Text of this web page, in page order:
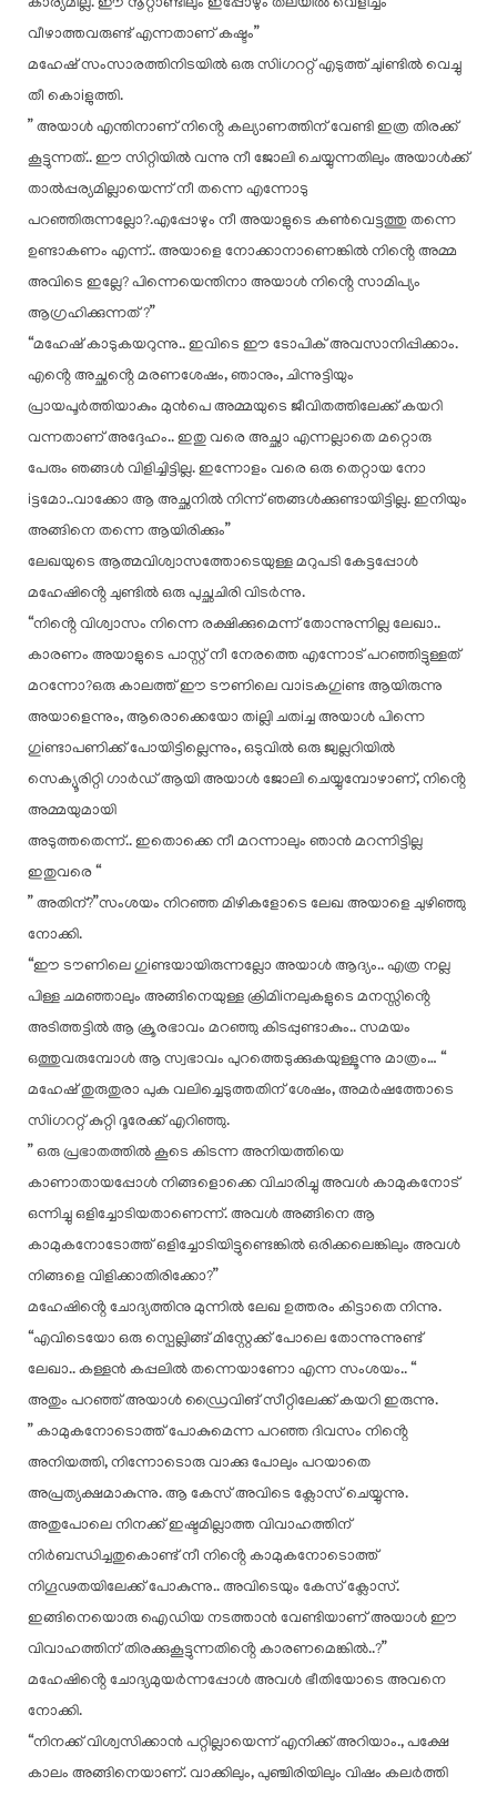
കാര്യമില്ല. ഈ നൂറ്റാണ്ടിലും ഇപ്പോഴും തലയിൽ വെളിച്ചം
വീഴാത്തവരുണ്ട് എന്നതാണ് കഷ്ടം”
മഹേഷ് സംസാരത്തിനിടയിൽ ഒരു സിiഗററ്റ് എടുത്ത് ചുiണ്ടിൽ വെച്ചു
തീ കൊiളുത്തി.
” അയാൾ എന്തിനാണ് നിൻ്റെ കല്യാണത്തിന് വേണ്ടി ഇത്ര തിരക്ക്
കൂട്ടുന്നത്.. ഈ സിറ്റിയിൽ വന്നു നീ ജോലി ചെയ്യുന്നതിലും അയാൾക്ക്
താൽപ്പര്യമില്ലായെന്ന് നീ തന്നെ എന്നോടു
പറഞ്ഞിരുന്നല്ലോ?.എപ്പോഴും നീ അയാളുടെ കൺവെട്ടത്തു തന്നെ
ഉണ്ടാകണം എന്ന്.. അയാളെ നോക്കാനാണെങ്കിൽ നിൻ്റെ അമ്മ
അവിടെ ഇല്ലേ? പിന്നെയെന്തിനാ അയാൾ നിൻ്റെ സാമിപ്യം
ആഗ്രഹിക്കുന്നത് ?”
“മഹേഷ് കാടുകയറുന്നു.. ഇവിടെ ഈ ടോപിക് അവസാനിപ്പിക്കാം.
എൻ്റെ അച്ഛൻ്റെ മരണശേഷം, ഞാനും, ചിന്നുട്ടിയും
പ്രായപൂർത്തിയാകും മുൻപെ അമ്മയുടെ ജീവിതത്തിലേക്ക് കയറി
വന്നതാണ് അദ്ദേഹം.. ഇതു വരെ അച്ഛാ എന്നല്ലാതെ മറ്റൊരു
പേരും ഞങ്ങൾ വിളിച്ചിട്ടില്ല. ഇന്നോളം വരെ ഒരു തെറ്റായ നോ
iട്ടമോ..വാക്കോ ആ അച്ഛനിൽ നിന്ന് ഞങ്ങൾക്കുണ്ടായിട്ടില്ല. ഇനിയും
അങ്ങിനെ തന്നെ ആയിരിക്കും”
ലേഖയുടെ ആത്മവിശ്വാസത്തോടെയുള്ള മറുപടി കേട്ടപ്പോൾ
മഹേഷിൻ്റെ ചുണ്ടിൽ ഒരു പുച്ഛചിരി വിടർന്നു.
“നിൻ്റെ വിശ്വാസം നിന്നെ രക്ഷിക്കുമെന്ന് തോന്നുന്നില്ല ലേഖാ..
കാരണം അയാളുടെ പാസ്റ്റ് നീ നേരത്തെ എന്നോട് പറഞ്ഞിട്ടുള്ളത്
മറന്നോ?ഒരു കാലത്ത് ഈ ടൗണിലെ വാiടകഗുiണ്ട ആയിരുന്നു
അയാളെന്നും, ആരൊക്കെയോ തiല്ലി ചതiച്ച അയാൾ പിന്നെ
ഗുiണ്ടാപണിക്ക് പോയിട്ടില്ലെന്നും, ഒടുവിൽ ഒരു ജ്വല്ലറിയിൽ
സെക്യൂരിറ്റി ഗാർഡ്‌ ആയി അയാൾ ജോലി ചെയ്യുമ്പോഴാണ്, നിൻ്റെ
അമ്മയുമായി
അടുത്തതെന്ന്.. ഇതൊക്കെ നീ മറന്നാലും ഞാൻ മറന്നിട്ടില്ല
ഇതുവരെ “
” അതിന്?”സംശയം നിറഞ്ഞ മിഴികളോടെ ലേഖ അയാളെ ചുഴിഞ്ഞു
നോക്കി.
“ഈ ടൗണിലെ ഗുiണ്ടയായിരുന്നല്ലോ അയാൾ ആദ്യം.. എത്ര നല്ല
പിള്ള ചമഞ്ഞാലും അങ്ങിനെയുള്ള ക്രിമിiനലുകളുടെ മനസ്സിൻ്റെ
അടിത്തട്ടിൽ ആ ക്രൂരഭാവം മറഞ്ഞു കിടപ്പുണ്ടാകും.. സമയം
ഒത്തുവരുമ്പോൾ ആ സ്വഭാവം പുറത്തെടുക്കുകയുള്ളൂന്നു മാത്രം… “
മഹേഷ് തുരുതുരാ പുക വലിച്ചെടുത്തതിന് ശേഷം, അമർഷത്തോടെ
സിiഗററ്റ് കുറ്റി ദൂരേക്ക് എറിഞ്ഞു.
” ഒരു പ്രഭാതത്തിൽ കൂടെ കിടന്ന അനിയത്തിയെ
കാണാതായപ്പോൾ നിങ്ങളൊക്കെ വിചാരിച്ചു അവൾ കാമുകനോട്
ഒന്നിച്ചു ഒളിച്ചോടിയതാണെന്ന്. അവൾ അങ്ങിനെ ആ
കാമുകനോടോത്ത് ഒളിച്ചോടിയിട്ടുണ്ടെങ്കിൽ ഒരിക്കലെങ്കിലും അവൾ
നിങ്ങളെ വിളിക്കാതിരിക്കോ?”
മഹേഷിൻ്റെ ചോദ്യത്തിനു മുന്നിൽ ലേഖ ഉത്തരം കിട്ടാതെ നിന്നു.
“എവിടെയോ ഒരു സ്പെല്ലിങ്ങ് മിസ്റ്റേക്ക് പോലെ തോന്നുന്നുണ്ട്
ലേഖാ.. കള്ളൻ കപ്പലിൽ തന്നെയാണോ എന്ന സംശയം.. “
അതും പറഞ്ഞ് അയാൾ ഡ്രൈവിങ് സീറ്റിലേക്ക് കയറി ഇരുന്നു.
” കാമുകനോടൊത്ത് പോകുമെന്ന പറഞ്ഞ ദിവസം നിൻ്റെ
അനിയത്തി, നിന്നോടൊരു വാക്കു പോലും പറയാതെ
അപ്രത്യക്ഷമാകുന്നു. ആ കേസ് അവിടെ ക്ലോസ് ചെയ്യുന്നു.
അതുപോലെ നിനക്ക് ഇഷ്ടമില്ലാത്ത വിവാഹത്തിന്
നിർബന്ധിച്ചതുകൊണ്ട് നീ നിൻ്റെ കാമുകനോടൊത്ത്
നിഗൂഢതയിലേക്ക് പോകുന്നു.. അവിടെയും കേസ് ക്ലോസ്.
ഇങ്ങിനെയൊരു ഐഡിയ നടത്താൻ വേണ്ടിയാണ് അയാൾ ഈ
വിവാഹത്തിന് തിരക്കുകൂട്ടുന്നതിൻ്റെ കാരണമെങ്കിൽ..?”
മഹേഷിൻ്റെ ചോദ്യമുയർന്നപ്പോൾ അവൾ ഭീതിയോടെ അവനെ
നോക്കി.
“നിനക്ക് വിശ്വസിക്കാൻ പറ്റില്ലായെന്ന് എനിക്ക് അറിയാം., പക്ഷേ
കാലം അങ്ങിനെയാണ്. വാക്കിലും, പുഞ്ചിരിയിലും വിഷം കലർത്തി